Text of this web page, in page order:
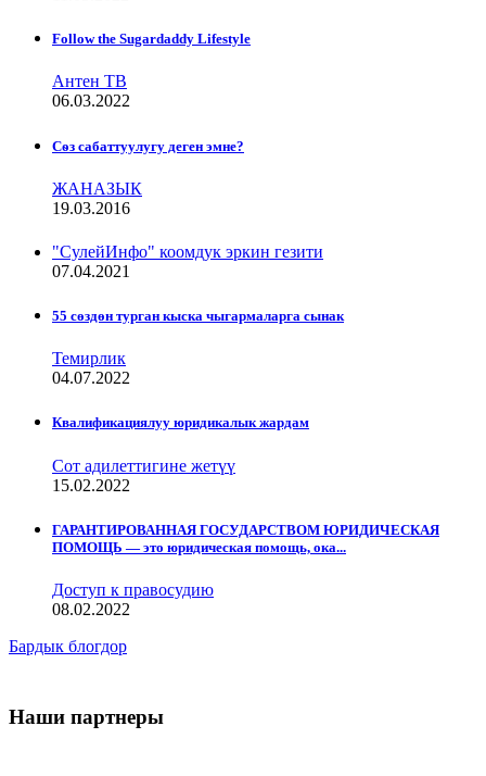
Follow the Sugardaddy Lifestyle
Антен ТВ
06.03.2022
Сѳз сабаттуулугу деген эмне?
ЖАНАЗЫК
19.03.2016
"СулейИнфо" коомдук эркин гезити
07.04.2021
55 сөздөн турган кыска чыгармаларга сынак
Темирлик
04.07.2022
Квалификациялуу юридикалык жардам
Сот адилеттигине жетүү
15.02.2022
ГАРАНТИРОВАННАЯ ГОСУДАРСТВОМ ЮРИДИЧЕСКАЯ
ПОМОЩЬ — это юридическая помощь, ока...
Доступ к правосудию
08.02.2022
Бардык блогдор
Наши партнеры